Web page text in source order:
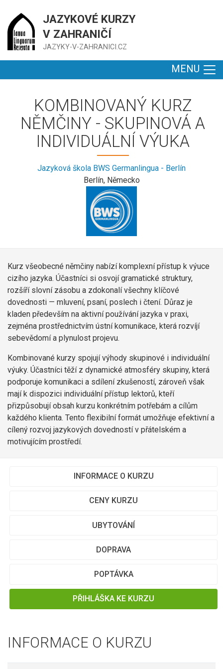
JAZYKOVÉ KURZY
V ZAHRANIČÍ
JAZYKY-V-ZAHRANICI.CZ
MENU
KOMBINOVANÝ KURZ
NĚMČINY - SKUPINOVÁ A
INDIVIDUÁLNÍ VÝUKA
Jazyková škola BWS Germanlingua - Berlín
Berlín, Německo
Kurz všeobecné němčiny nabízí komplexní přístup k výuce
cizího jazyka. Účastníci si osvojí gramatické struktury,
rozšíří slovní zásobu a zdokonalí všechny klíčové
dovednosti — mluvení, psaní, poslech i čtení. Důraz je
kladen především na aktivní používání jazyka v praxi,
zejména prostřednictvím ústní komunikace, která rozvíjí
sebevědomí a plynulost projevu.
Kombinované kurzy spojují výhody skupinové i individuální
výuky. Účastníci těží z dynamické atmosféry skupiny, která
podporuje komunikaci a sdílení zkušeností, zároveň však
mají k dispozici individuální přístup lektorů, kteří
přizpůsobují obsah kurzu konkrétním potřebám a cílům
každého klienta. Tento flexibilní formát umožňuje efektivní a
cílený rozvoj jazykových dovedností v přátelském a
motivujícím prostředí.
INFORMACE O KURZU
CENY KURZU
UBYTOVÁNÍ
DOPRAVA
POPTÁVKA
PŘIHLÁŠKA KE KURZU
INFORMACE O KURZU